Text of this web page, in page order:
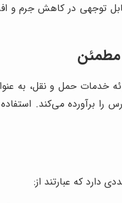
توجهی در کاهش جرم و
مطمئن
خدمات حمل و نقل، به
را برآورده می‌کند.
دارد که عبارتند از: